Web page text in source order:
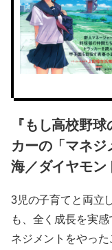
『もし高校野
カーの「マネジ
海／ダイヤモン
3児の子育てと両立
も、全く成長を実
ネジメントをやっ